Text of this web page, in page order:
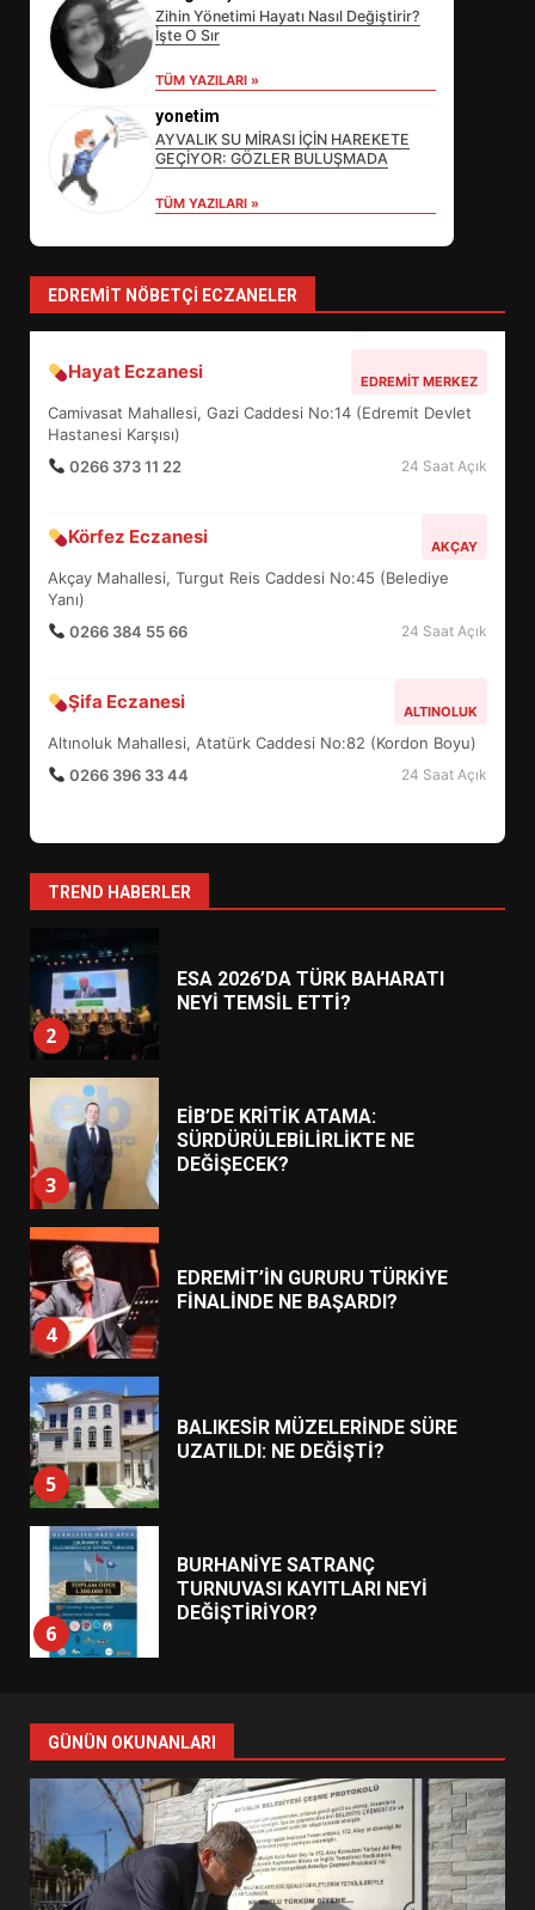
Zihin Yönetimi Hayatı Nasıl Değiştirir?
İşte O Sır
TÜM YAZILARI »
yonetim
AYVALIK SU MİRASI İÇİN HAREKETE
GEÇİYOR: GÖZLER BULUŞMADA
TÜM YAZILARI »
EDREMIT NÖBETÇI ECZANELER
Hayat Eczanesi EDREMIT MERKEZ
Camivasat Mahallesi, Gazi Caddesi No:14 (Edremit Devlet
Hastanesi Karşısı)
0266 373 11 22
24 Saat Açık
Körfez Eczanesi AKÇAY
Akçay Mahallesi, Turgut Reis Caddesi No:45 (Belediye
Yanı)
0266 384 55 66
24 Saat Açık
Şifa Eczanesi ALTINOLUK
Altınoluk Mahallesi, Atatürk Caddesi No:82 (Kordon Boyu)
0266 396 33 44
24 Saat Açık
TREND HABERLER
SÜRDÜRÜLEBİLİRLİKTE NE
DEĞİŞECEK?
4
5
BALIKESİR MÜZELERİNDE SÜRE
UZATILDI: NE DEĞİŞTİ?
6
TURNUVASI KAYITLARI NEYİ
7
YENİ YÖNETİM NASIL
ŞEKİLLENDİ?
1
HAREKETE GEÇİYOR: GÖZLER
2
ESA 2026’DA TÜRK BAHARATI
NEYİ TEMSİL ETTİ?
3
EİB’DE KRİTİK ATAMA:
SÜRDÜRÜLEBİLİRLİKTE NE
DEĞİŞECEK?
4
EDREMİT’İN GURURU TÜRKİYE
FİNALİNDE NE BAŞARDI?
5
BALIKESİR MÜZELERİNDE SÜRE
UZATILDI: NE DEĞİŞTİ?
6
BURHANİYE SATRANÇ
TURNUVASI KAYITLARI NEYİ
DEĞİŞTİRİYOR?
7
YENİ YÖNETİM NASIL
ŞEKİLLENDİ?
AYVALIK SU MİRASI İÇİN
HAREKETE GEÇİYOR: GÖZLER
GÜNÜN OKUNANLARI